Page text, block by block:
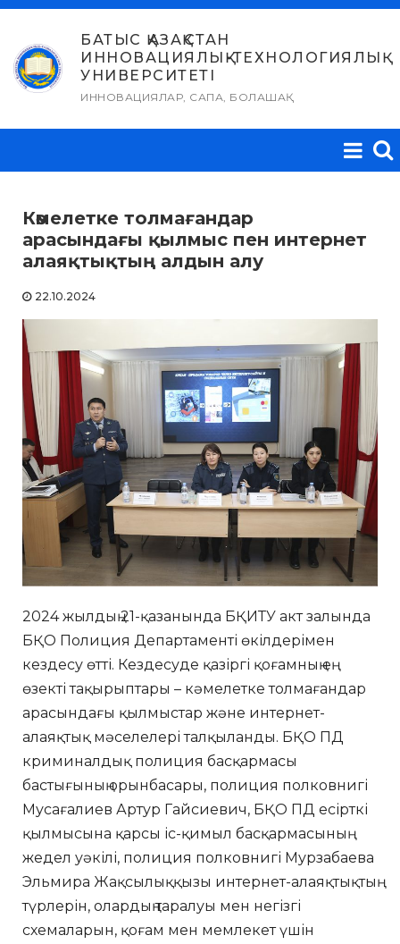
Skip
content
БАТЫС ҚАЗАҚСТАН
ИННОВАЦИЯЛЫҚ-ТЕХНОЛОГИЯЛЫҚ
УНИВЕРСИТЕТІ
ИННОВАЦИЯЛАР, САПА, БОЛАШАҚ
Кәмелетке толмағандар
арасындағы қылмыс пен интернет
алаяқтықтың алдын алу
22.10.2024
2024 жылдың 21-қазанында БҚИТУ акт залында
БҚО Полиция Департаменті өкілдерімен
кездесу өтті. Кездесуде қазіргі қоғамның ең
өзекті тақырыптары – кәмелетке толмағандар
арасындағы қылмыстар және интернет-
алаяқтық мәселелері талқыланды. БҚО ПД
криминалдық полиция басқармасы
бастығының орынбасары, полиция полковнигі
Мусағалиев Артур Гайсиевич, БҚО ПД есірткі
қылмысына қарсы іс-қимыл басқармасының
жедел уәкілі, полиция полковнигі Мурзабаева
Эльмира Жақсылыққызы интернет-алаяқтықтың
түрлерін, олардың таралуы мен негізгі
схемаларын, қоғам мен мемлекет үшін